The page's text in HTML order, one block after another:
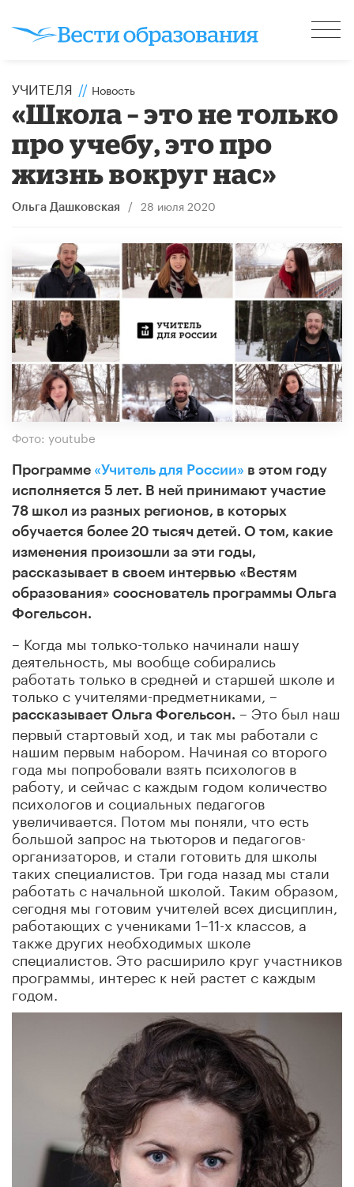
УЧИТЕЛЯ // Новость
​«Школа – это не только
про учебу, это про
жизнь вокруг нас»
Ольга Дашковская / 28 июля 2020
Фото: youtube
Программе «Учитель для России» в этом году
исполняется 5 лет. В ней принимают участие
78 школ из разных регионов, в которых
обучается более 20 тысяч детей. О том, какие
изменения произошли за эти годы,
рассказывает в своем интервью «Вестям
образования» сооснователь программы Ольга
Фогельсон.
– Когда мы только-только начинали нашу
деятельность, мы вообще собирались
работать только в средней и старшей школе и
только с учителями-предметниками, –
рассказывает Ольга Фогельсон. – Это был наш
первый стартовый ход, и так мы работали с
нашим первым набором. Начиная со второго
года мы попробовали взять психологов в
работу, и сейчас с каждым годом количество
психологов и социальных педагогов
увеличивается. Потом мы поняли, что есть
большой запрос на тьюторов и педагогов-
организаторов, и стали готовить для школы
таких специалистов. Три года назад мы стали
работать с начальной школой. Таким образом,
сегодня мы готовим учителей всех дисциплин,
работающих с учениками 1–11-х классов, а
также других необходимых школе
специалистов. Это расширило круг участников
программы, интерес к ней растет с каждым
годом.